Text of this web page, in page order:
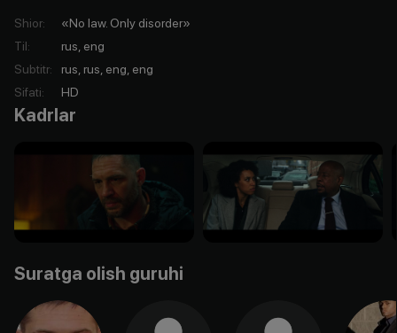
Shior:
«No law. Only disorder»
Til:
rus, eng
Subtitr:
rus, rus, eng, eng
Sifati: HD
Kadrlar
Suratga olish guruhi